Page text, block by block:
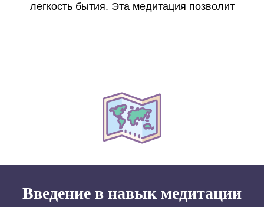
легкость бытия. Эта медитация позволит
Введение в навык медитации